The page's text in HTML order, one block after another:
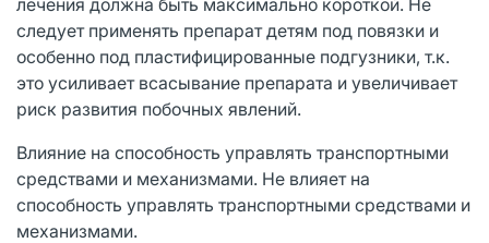
следует применять препарат детям под повязки и
особенно под пластифицированные подгузники, т.к.
это усиливает всасывание препарата и увеличивает
риск развития побочных явлений.
Влияние на способность управлять транспортными
средствами и механизмами. Не влияет на
способность управлять транспортными средствами и
механизмами.